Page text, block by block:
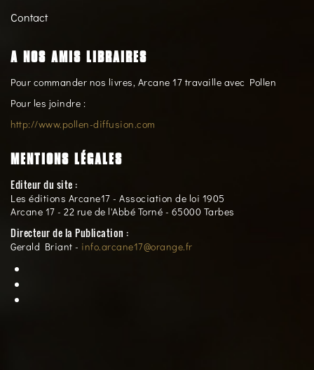
Contact
A NOS AMIS LIBRAIRES
Pour commander nos livres, Arcane 17 travaille avec Pollen
Pour les joindre :
http://www.pollen-diffusion.com
MENTIONS LÉGALES
Editeur du site :
Les éditions Arcane17 - Association de loi 1905
Arcane 17 - 22 rue de l'Abbé Torné - 65000 Tarbes
Directeur de la Publication :
Gerald Briant - info.arcane17@orange.fr